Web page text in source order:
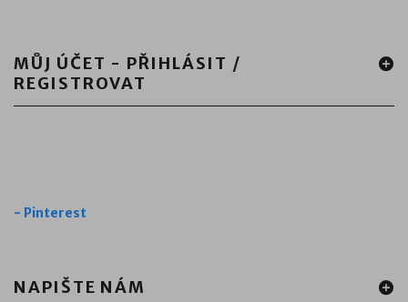
MŮJ ÚČET - PŘIHLÁSIT /
REGISTROVAT
- Pinterest
NAPIŠTE NÁM